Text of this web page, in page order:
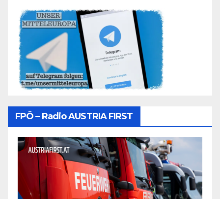
FPÖ – Radio AUSTRIA FIRST